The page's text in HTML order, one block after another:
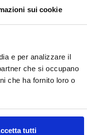
sui cookie
e per analizzare il
che si occupano
che ha fornito loro o
tutti